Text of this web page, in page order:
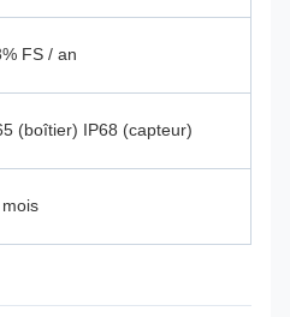
FS / an
(boîtier) IP68 (capteur)